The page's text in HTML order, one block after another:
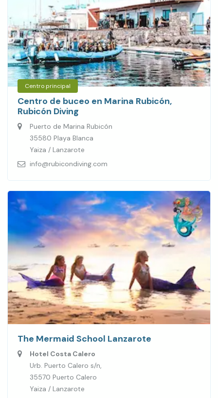
Centro principal
Centro de buceo en Marina Rubicón,
Rubicón Diving
Puerto de Marina Rubicón
35580 Playa Blanca
Yaiza / Lanzarote
info@rubicondiving.com
The Mermaid School Lanzarote
Hotel Costa Calero
Urb. Puerto Calero s/n,
35570 Puerto Calero
Yaiza / Lanzarote